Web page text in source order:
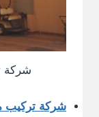
شركة
شركة تركيب